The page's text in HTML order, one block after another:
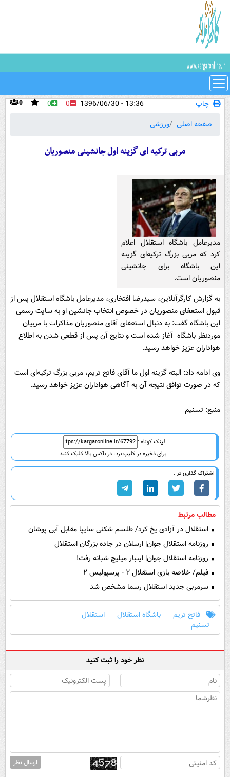
چاپ 0 0 0
13:36 - 1396/06/30
صفحه اصلی
ورزشی
مربی ترکیه ای گزینه اول جانشینی منصوریان
مدیرعامل باشگاه استقلال اعلام
کرد که مربی بزرگ ترکیه‌ای گزینه
این باشگاه برای جانشینی
منصوریان است.
به گزارش کارگرآنلاین، سیدرضا افتخاری، مدیرعامل باشگاه استقلال پس از
قبول استعفای منصوریان در خصوص انتخاب جانشین او به سایت رسمی
این باشگاه گفت: به دنبال استعفای آقای منصوریان مذاکرات با مربیان
موردنظر باشگاه آغاز شده است و نتایج آن پس از قطعی شدن به اطلاع
هواداران عزیز خواهد رسید.
وی ادامه داد: البته گزینه اول ما آقای فاتح تریم، مربی بزرگ ترکیه‌ای است
که در صورت توافق نتیجه آن به آگاهی هواداران عزیز خواهد رسید.
منبع: تسنیم
لینک کوتاه :
برای ذخیره در کلیپ برد، در باکس بالا کلیک کنید
اشتراک گذاری در :
مطالب مرتبط
استقلال در آزادی یخ کرد/ طلسم شکنی سایپا مقابل آبی پوشان
روزنامه استقلال جوان| ارسلان در جاده بزرگان استقلال
روزنامه استقلال جوان| اینبار میلیچ شبانه رفت!
فیلم/ خلاصه بازی استقلال ۲ - پرسپولیس ۲
سرمربی جدید استقلال رسما مشخص شد
فاتح تریم باشگاه استقلال
استقلال
تسنیم
نظر خود را ثبت کنید
ارسال نظر